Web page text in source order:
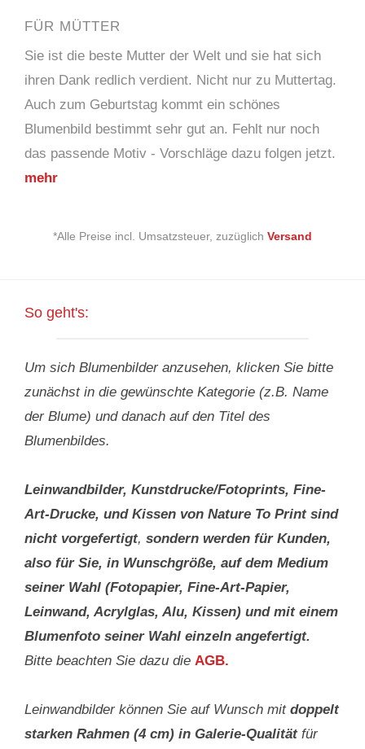
FÜR MÜTTER
Sie ist die beste Mutter der Welt und sie hat sich
ihren Dank redlich verdient. Nicht nur zu Muttertag.
Auch zum Geburtstag kommt ein schönes
Blumenbild bestimmt sehr gut an. Fehlt nur noch
das passende Motiv - Vorschläge dazu folgen jetzt.
mehr
*Alle Preise incl. Umsatzsteuer, zuzüglich Versand
So geht's:
Um sich Blumenbilder anzusehen, klicken Sie bitte
zunächst in die gewünschte Kategorie (z.B. Name
der Blume) und danach auf den Titel des
Blumenbildes.
Leinwandbilder, Kunstdrucke/Fotoprints, Fine-
Art-Drucke, und Kissen von Nature To Print sind
nicht vorgefertigt, sondern werden für Kunden,
also für Sie, in Wunschgröße, auf dem Medium
seiner Wahl (Fotopapier, Fine-Art-Papier,
Leinwand, Acrylglas, Alu, Kissen) und mit einem
Blumenfoto seiner Wahl einzeln angefertigt.
Bitte beachten Sie dazu die AGB.
Leinwandbilder können Sie auf Wunsch mit doppelt
starken Rahmen (4 cm) in Galerie-Qualität für